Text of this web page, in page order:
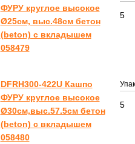
ФУРУ круглое высокое
Ø25см, выс.48см бетон
(beton) с вкладышем
058479
5
DFRH300-422U Кашпо
ФУРУ круглое высокое
Ø30см,выс.57.5см бетон
(beton) с вкладышем
058480
5